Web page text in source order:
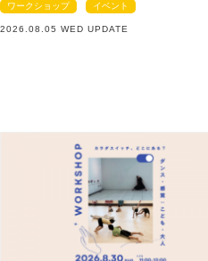
ワークショップ イベント
2026.08.05 WED UPDATE